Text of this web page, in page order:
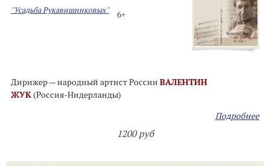
6+
"Усадьба Рукавишниковых"
Дирижер — народный артист России ВАЛЕНТИН
ЖУК(Россия-Нидерланды)
Подробнее
1200 руб